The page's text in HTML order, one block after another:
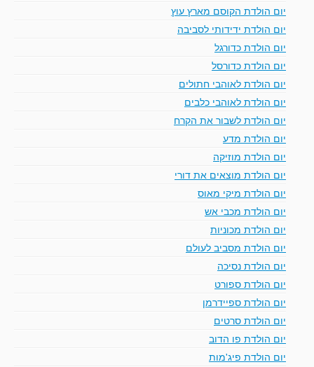
יום הולדת הקוסם מארץ עוץ
יום הולדת ידידותי לסביבה
יום הולדת כדורגל
יום הולדת כדורסל
יום הולדת לאוהבי חתולים
יום הולדת לאוהבי כלבים
יום הולדת לשבור את הקרח
יום הולדת מדע
יום הולדת מוזיקה
יום הולדת מוצאים את דורי
יום הולדת מיקי מאוס
יום הולדת מכבי אש
יום הולדת מכוניות
יום הולדת מסביב לעולם
יום הולדת נסיכה
יום הולדת ספורט
יום הולדת ספיידרמן
יום הולדת סרטים
יום הולדת פו הדוב
יום הולדת פיג'מות